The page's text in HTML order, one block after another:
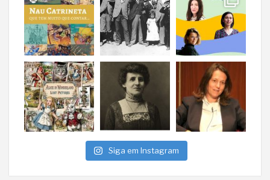
Siga em Instagram